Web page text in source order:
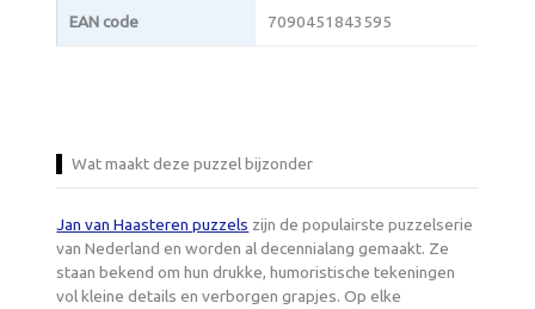
EAN code 7090451843595
Wat maakt deze puzzel bijzonder
Jan van Haasteren puzzels zijn de populairste puzzelserie
van Nederland en worden al decennialang gemaakt. Ze
staan bekend om hun drukke, humoristische tekeningen
vol kleine details en verborgen grapjes. Op elke